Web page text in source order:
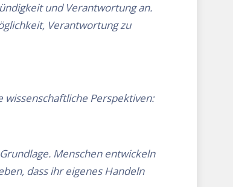
und Verantwortung an.
Verantwortung zu
Perspektiven:
Menschen entwickeln
dass ihr eigenes Handeln